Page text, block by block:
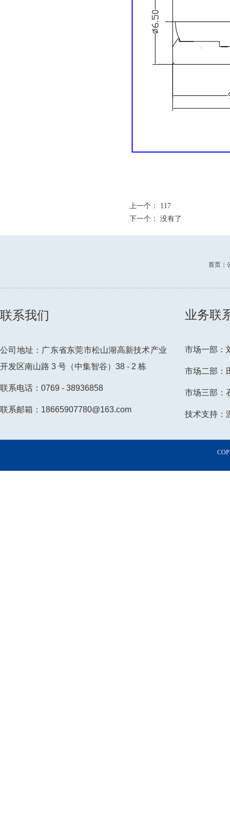
上一个： 117
下一个： 没有了
首页 |
业务联
市场一部：
市场二部：
市场三部：
技术支持：
联系我们
公司地址：广东省东莞市松山湖高新技术产业
开发区南山路 3 号（中集智谷）38 - 2 栋
联系电话：0769 - 38936858
联系邮箱：18665907780@163.com